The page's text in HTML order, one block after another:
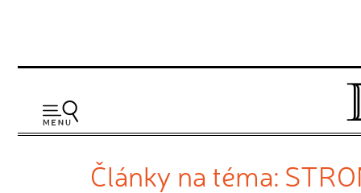
Články na téma: